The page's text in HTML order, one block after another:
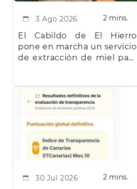
3 Ago 2026 2 mins.
El Cabildo de El Hierro
pone en marcha un servicio
de extracción de miel para
30 Jul 2026 2 mins.